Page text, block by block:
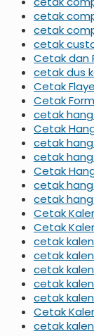
cetak
cetak
cetak
Cetak dan
cetak dus
Cetak
Cetak
cetak
Cetak
cetak
cetak
Cetak
cetak
cetak
Cetak
Cetak
cetak
cetak
cetak
cetak
cetak
Cetak
cetak